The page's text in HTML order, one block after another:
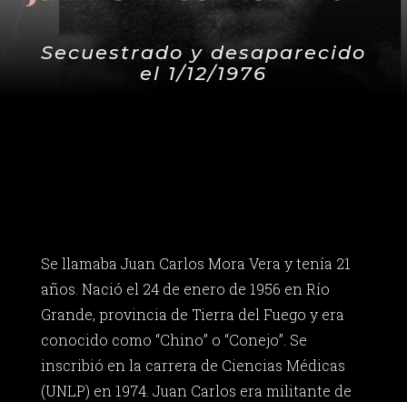
Secuestrado y desaparecido
el 1/12/1976
Se llamaba Juan Carlos Mora Vera y tenía 21
años. Nació el 24 de enero de 1956 en Río
Grande, provincia de Tierra del Fuego y era
conocido como “Chino” o “Conejo”. Se
inscribió en la carrera de Ciencias Médicas
(UNLP) en 1974. Juan Carlos era militante de